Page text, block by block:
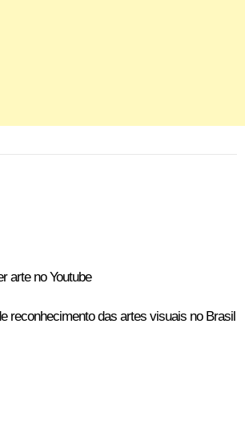
arte no Youtube
reconhecimento das artes visuais no Brasil